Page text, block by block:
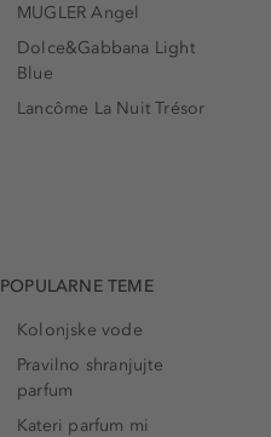
MUGLER Angel
Dolce&Gabbana Light
Blue
Lancôme La Nuit Trésor
POPULARNE TEME
Kolonjske vode
Pravilno shranjujte
parfum
Kateri parfum mi